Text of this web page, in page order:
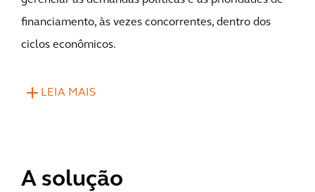
financiamento, às vezes concorrentes, dentro dos
ciclos econômicos.
LEIA MAIS
A solução